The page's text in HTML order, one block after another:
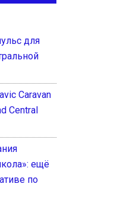
для
Caravan
Central
ещё
по